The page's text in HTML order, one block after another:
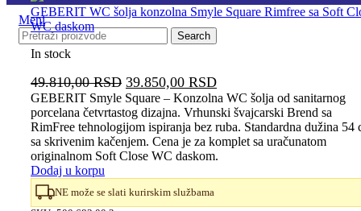
Meni
Search
GEBERIT WC šolja konzolna Smyle Square Rimfree sa Soft
WC daskom
In stock
49.810,00RSD Originalna
cena
je
bila:
49.810,00 RSD.
39.850,00 RSDTrenutna
cena
je:
39.850,00 RSD.
GEBERIT Smyle Square – Konzolna WC šolja od sanitarnog
porcelana četvrtastog dizajna. Vrhunski švajcarski Brend sa
RimFree tehnologijom ispiranja bez ruba. Standardna dužina 54
sa skrivenim kačenjem. Cena je za komplet sa uračunatom
originalnom Soft Close WC daskom.
Dodaj u korpu
NE može se slati kurirskim službama